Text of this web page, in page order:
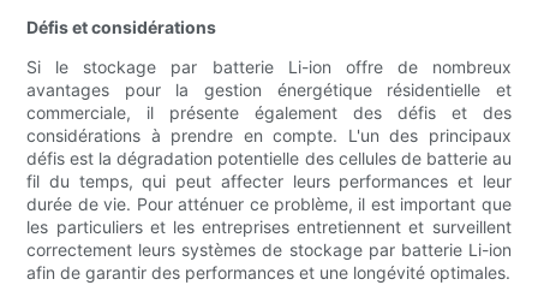
Défis et considérations
Si le stockage par batterie Li-ion offre de nombreux
avantages pour la gestion énergétique résidentielle et
commerciale, il présente également des défis et des
considérations à prendre en compte. L'un des principaux
défis est la dégradation potentielle des cellules de batterie au
fil du temps, qui peut affecter leurs performances et leur
durée de vie. Pour atténuer ce problème, il est important que
les particuliers et les entreprises entretiennent et surveillent
correctement leurs systèmes de stockage par batterie Li-ion
afin de garantir des performances et une longévité optimales.